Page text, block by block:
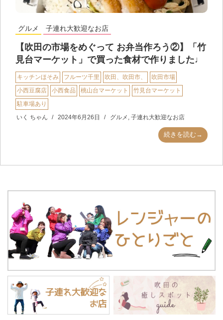
グルメ 子連れ大歓迎なお店
【吹田の市場をめぐって お弁当作ろう②】「竹
見台マーケット」で買った食材で作りました♩
キッチンほそみ フルーツ千里 吹田、吹田市、
吹田市場
小西豆腐店
小西食品 桃山台マーケット
竹見台マーケット
駐車場あり
いく ちゃん
2024年6月26日 グルメ 子連れ大歓迎なお店
続きを読む→